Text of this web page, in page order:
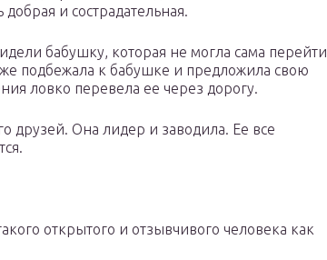
и сострадательная.
бабушку, которая не могла сама перейти
же подбежала к бабушке и предложила свою
ловко перевела ее через дорогу.
друзей. Она лидер и заводила. Ее все
открытого и отзывчивого человека как